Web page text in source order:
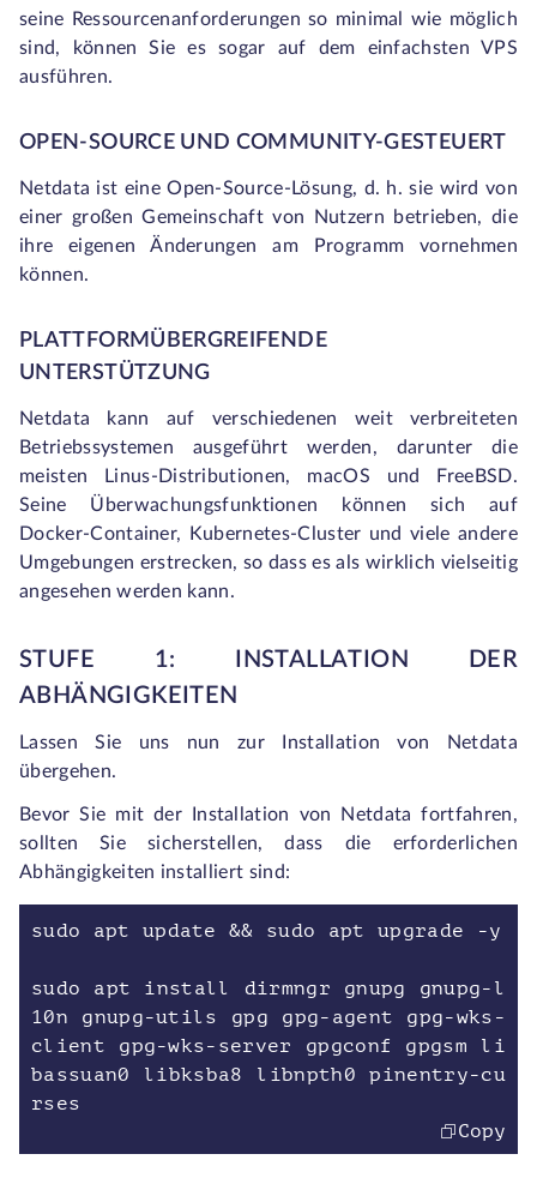
seine Ressourcenanforderungen so minimal wie möglich
sind, können Sie es sogar auf dem einfachsten VPS
ausführen.
OPEN-SOURCE UND COMMUNITY-GESTEUERT
Netdata ist eine Open-Source-Lösung, d. h. sie wird von
einer großen Gemeinschaft von Nutzern betrieben, die
ihre eigenen Änderungen am Programm vornehmen
können.
PLATTFORMÜBERGREIFENDE
UNTERSTÜTZUNG
Netdata kann auf verschiedenen weit verbreiteten
Betriebssystemen ausgeführt werden, darunter die
meisten Linus-Distributionen, macOS und FreeBSD.
Seine Überwachungsfunktionen können sich auf
Docker-Container, Kubernetes-Cluster und viele andere
Umgebungen erstrecken, so dass es als wirklich vielseitig
angesehen werden kann.
STUFE 1: INSTALLATION DER
ABHÄNGIGKEITEN
Lassen Sie uns nun zur Installation von Netdata
übergehen.
Bevor Sie mit der Installation von Netdata fortfahren,
sollten Sie sicherstellen, dass die erforderlichen
Abhängigkeiten installiert sind:
sudo apt update && sudo apt upgrade -y
sudo apt install dirmngr gnupg gnupg-l
10n gnupg-utils gpg gpg-agent gpg-wks-
client gpg-wks-server gpgconf gpgsm li
bassuan0 libksba8 libnpth0 pinentry-cu
rses
Copy